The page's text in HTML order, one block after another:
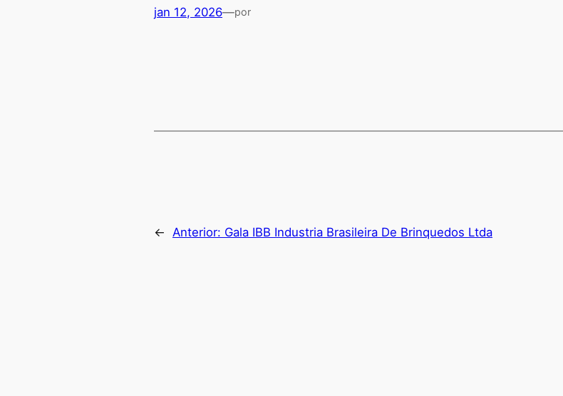
jan 12, 2026—por
← Anterior: Gala IBB Industria Brasileira De Brinquedos Ltda